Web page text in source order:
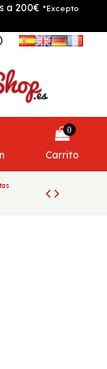
a 200€ *Excepto
)
0
Carrito